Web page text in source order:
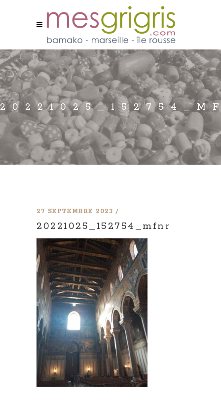
27 SEPTEMBRE 2023
20221025_152754_mfnr